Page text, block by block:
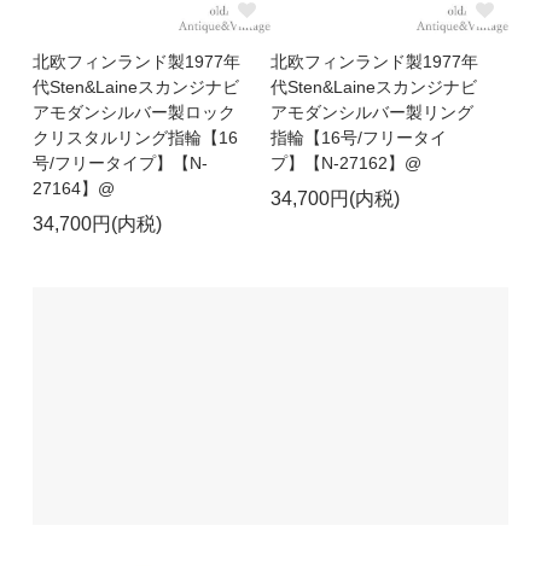
北欧フィンランド製1977年
代Sten&Laineスカンジナビ
アモダンシルバー製ロック
クリスタルリング指輪【16
号/フリータイプ】【N-
27164】@
34,700円(内税)
北欧フィンランド製1977年
代Sten&Laineスカンジナビ
アモダンシルバー製リング
指輪【16号/フリータイ
プ】【N-27162】@
34,700円(内税)